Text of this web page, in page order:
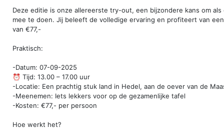
Deze editie is onze allereerste try-out, een bijzondere kans om
mee te doen. Jij beleeft de volledige ervaring en profiteert van
van €77,-
Praktisch:
-Datum: 07-09-2025
⏰ Tijd: 13.00 – 17.00 uur
-Locatie: Een prachtig stuk land in Hedel, aan de oever van de
-Meenemen: Iets lekkers voor op de gezamenlijke tafel
-Kosten: €77,- per persoon
Hoe werkt het?